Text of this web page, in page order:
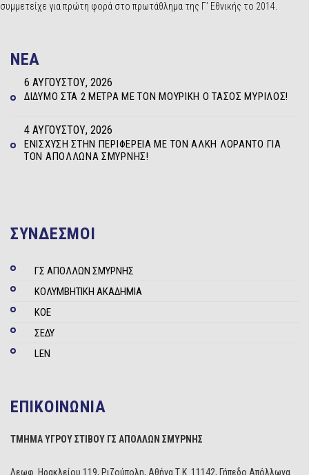
συμμετείχε για πρώτη φορά στο πρωτάθλημα της Γ’ Εθνικής το 2014.
NEA
ΔΊΔΥΜΟ ΣΤΑ 2 ΜΈΤΡΑ ΜΕ ΤΟΝ ΜΟΥΡΊΚΗ Ο ΤΆΣΟΣ ΜΥΡΊΛΟΣ!
6 ΑΥΓΟΎΣΤΟΥ, 2026
ΕΝΊΣΧΥΣΗ ΣΤΗΝ ΠΕΡΙΦΈΡΕΙΑ ΜΕ ΤΟΝ ΆΛΚΗ ΛΟΡΆΝΤΟ ΓΙΑ
ΤΟΝ ΑΠΌΛΛΩΝΑ ΣΜΎΡΝΗΣ!
4 ΑΥΓΟΎΣΤΟΥ, 2026
ΣΥΝΔΕΣΜΟΙ
ΓΣ ΑΠΟΛΛΩΝ ΣΜΥΡΝΗΣ
ΚΟΛΥΜΒΗΤΙΚΗ ΑΚΑΔΗΜΙΑ
ΚΟΕ
ΣΕΔΥ
LEN
ΕΠΙΚΟΙΝΩΝΙΑ
ΤΜΗΜΑ ΥΓΡΟΥ ΣΤΙΒΟΥ ΓΣ ΑΠΟΛΛΩΝ ΣΜΥΡΝΗΣ
Λεωφ. Ηρακλείου 119, Ριζούπολη, Αθήνα Τ.Κ. 11142, Γήπεδο Απόλλωνα